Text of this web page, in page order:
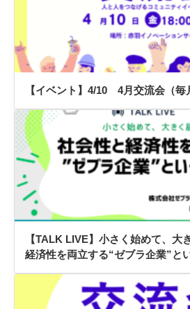
【イベント】4/10 4月交流会（毎
【TALK LIVE】小さく始めて、大
経済性を両立する“ゼブラ企業”と